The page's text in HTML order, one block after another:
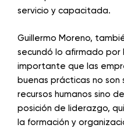
servicio y capacitada.
Guillermo Moreno,
secundó lo afirmado por
importante que las
buenas prácticas no
recursos humanos sino
posición de liderazgo,
la formación y